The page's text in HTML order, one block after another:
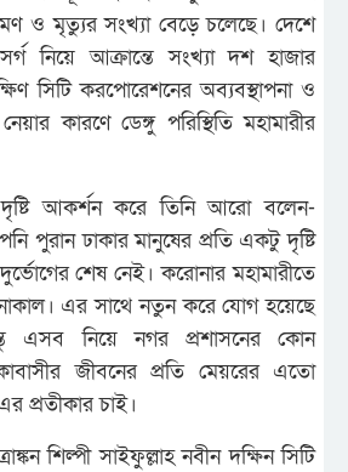
ও মৃত্যুর সংখ্যা বেড়ে চলেছে। দেশে
নিয়ে আক্রান্তে সংখ্যা দশ হাজার
সিটি করপোরেশনের অব্যবস্থাপনা ও
কারণে ডেঙ্গু পরিস্থিতি মহামারীর
দৃষ্টি আকর্শন করে তিনি আরো বলেন-
পুরান ঢাকার মানুষের প্রতি একটু দৃষ্টি
শেষ নেই। করোনার মহামারীতে
এর সাথে নতুন করে যোগ হয়েছে
এসব নিয়ে নগর প্রশাসনের কোন
জীবনের প্রতি মেয়রের এতো
প্রতীকার চাই।
শিল্পী সাইফুল্লাহ নবীন দক্ষিন সিটি